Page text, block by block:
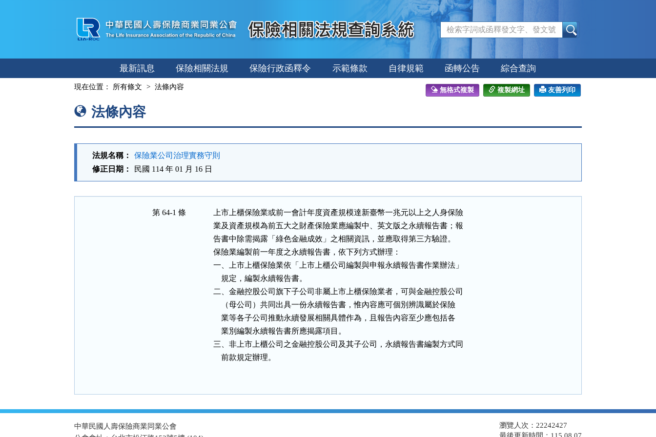
容
最新訊息 保險相關法規 保險行政函釋令 示範條款 自律規範 函轉公告 綜合查詢
現在位置： 所有條文 法條內容 無格式複製 複製網址 友善列印
法條內容
法規名稱：
保險業公司治理實務守則
修正日期：
民國 114 年 01 月 16 日
第 64-1 條
上市上櫃保險業或前一會計年度資產規模達新臺幣一兆元以上之人身保險
業及資產規模為前五大之財產保險業應編製中、英文版之永續報告書；報
告書中除需揭露「綠色金融成效」之相關資訊，並應取得第三方驗證。
保險業編製前一年度之永續報告書，依下列方式辦理：
一、上市上櫃保險業依「上市上櫃公司編製與申報永續報告書作業辦法」
    規定，編製永續報告書。
二、金融控股公司旗下子公司非屬上市上櫃保險業者，可與金融控股公司
    （母公司）共同出具一份永續報告書，惟內容應可個別辨識屬於保險
    業等各子公司推動永續發展相關具體作為，且報告內容至少應包括各
    業別編製永續報告書所應揭露項目。
三、非上市上櫃公司之金融控股公司及其子公司，永續報告書編製方式同
    前款規定辦理。
中華民國人壽保險商業同業公會
瀏覽人次：22242427